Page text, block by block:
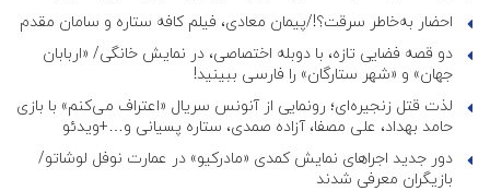
احضار به‌خاطر سرقت؟!/پیمان معادی، فیلم کافه ستاره و سامان مقدم
دو قصه فضایی تازه، با دوبله اختصاصی، در نمایش خانگی/ «اربابان
جهان» و «شهر ستارگان» را فارسی ببینید!
لذت قتل زنجیره‌ای؛ رونمایی از آنونس سریال «اعتراف می‌کنم» با بازی
حامد بهداد، علی مصفا، آزاده صمدی، ستاره پسیانی و…+ویدئو
دور جدید اجراهای نمایش کمدی «مادرکیو» در عمارت نوفل لوشاتو/
بازیگران معرفی شدند